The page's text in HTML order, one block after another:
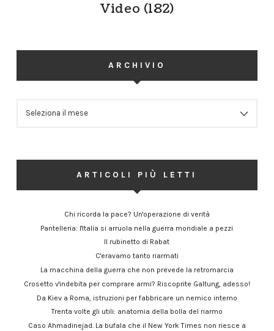
Video (182)
ARCHIVIO
ARTICOLI PIÙ LETTI
Chi ricorda la pace? Un'operazione di verità
Pantelleria: l'Italia si arruola nella guerra mondiale a pezzi
Il rubinetto di Rabat
C'eravamo tanto riarmati
La macchina della guerra che non prevede la retromarcia
Crosetto v'indebita per comprare armi? Riscoprite Galtung, adesso!
Da Kiev a Roma, istruzioni per fabbricare un nemico interno
Trenta volte gli utili: anatomia della bolla del riarmo
Caso Ahmadinejad. La bufala che il New York Times non riesce a